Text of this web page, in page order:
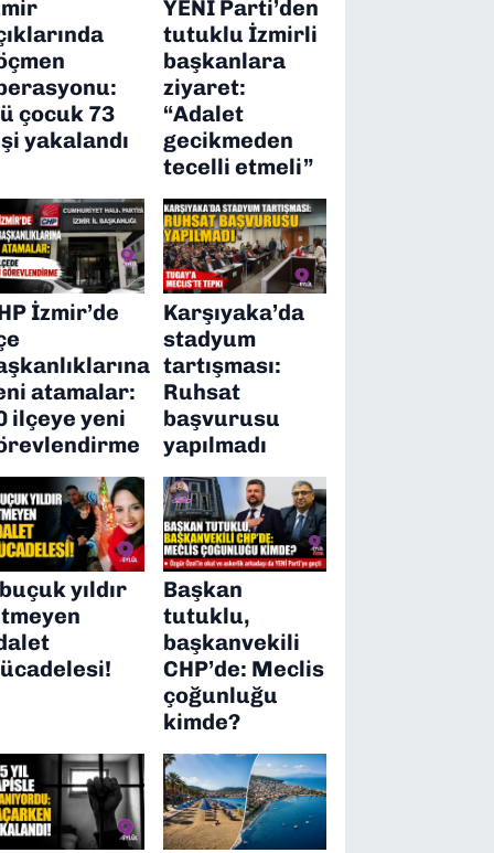
çocuk 73
yakalandı
YENİ Parti’den
tutuklu İzmirli
başkanlara
ziyaret:
“Adalet
gecikmeden
tecelli etmeli”
İzmir’de
atamalar:
ilçeye yeni
Karşıyaka’da
stadyum
tartışması:
Ruhsat
başvurusu
yapılmadı
yıldır
Başkan
tutuklu,
başkanvekili
CHP’de: Meclis
çoğunluğu
kimde?